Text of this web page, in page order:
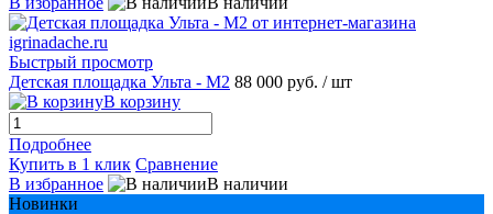
Быстрый просмотр
Детская площадка Ульта - М2 88 000 руб. / шт
В корзину
Подробнее
Купить в 1 клик Сравнение
В избранное
В наличии
Новинки